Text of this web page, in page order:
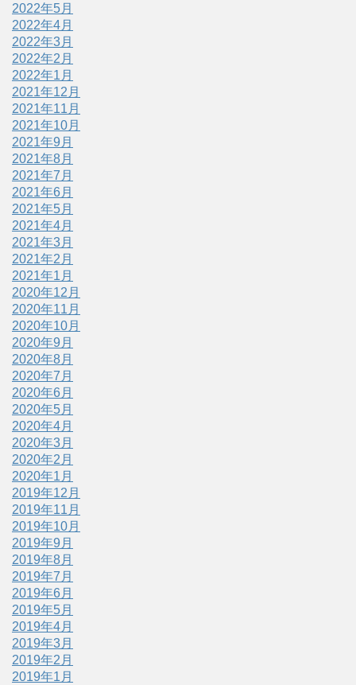
2022年5月
2022年4月
2022年3月
2022年2月
2022年1月
2021年12月
2021年11月
2021年10月
2021年9月
2021年8月
2021年7月
2021年6月
2021年5月
2021年4月
2021年3月
2021年2月
2021年1月
2020年12月
2020年11月
2020年10月
2020年9月
2020年8月
2020年7月
2020年6月
2020年5月
2020年4月
2020年3月
2020年2月
2020年1月
2019年12月
2019年11月
2019年10月
2019年9月
2019年8月
2019年7月
2019年6月
2019年5月
2019年4月
2019年3月
2019年2月
2019年1月